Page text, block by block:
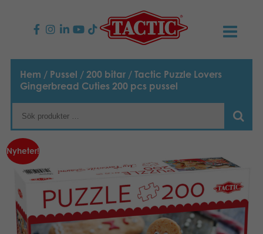
PRODUKTER
Barnspel
Vuxenspel
Utomhus spel
Pussel
NYHETER
TACTIC
Uppförandekod
Ansvar
Vår berättelse
KONTAKTER
Kontakta oss
Göra en reklamation
Länkar och sidor
B2B-SHOP
Svenska
Hem / Pussel / 200 bitar / Tactic Puzzle Lovers
Gingerbread Cuties 200 pcs pussel
Nyheter!